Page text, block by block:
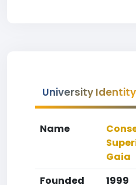
University Identity
Name
Gaia
Founded
1999